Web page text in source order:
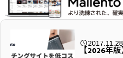
2017.11.28
【2026年